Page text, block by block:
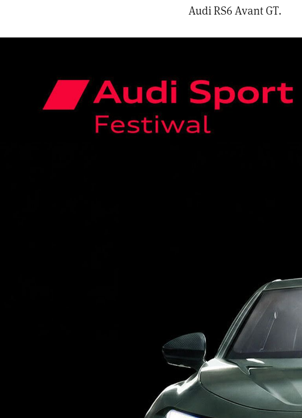
Audi RS6 Avant GT.